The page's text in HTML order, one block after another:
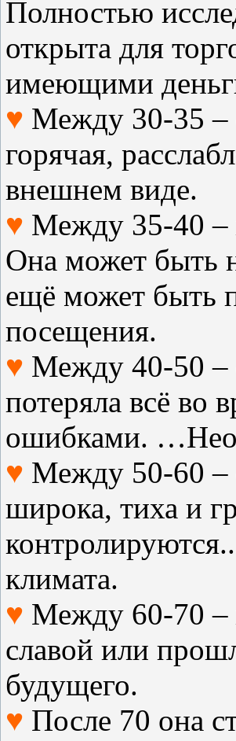
Полностью
открыта для
имеющими
♥ Между 30-35 –
горячая,
внешнем виде.
♥ Между 35-40 –
Она может быть
ещё может быть
посещения.
♥ Между 40-50 –
потеряла всё во
ошибками.
♥ Между 50-60 –
широка, тиха и
климата.
♥ Между 60-70 –
славой или
будущего.
♥ После 70 она